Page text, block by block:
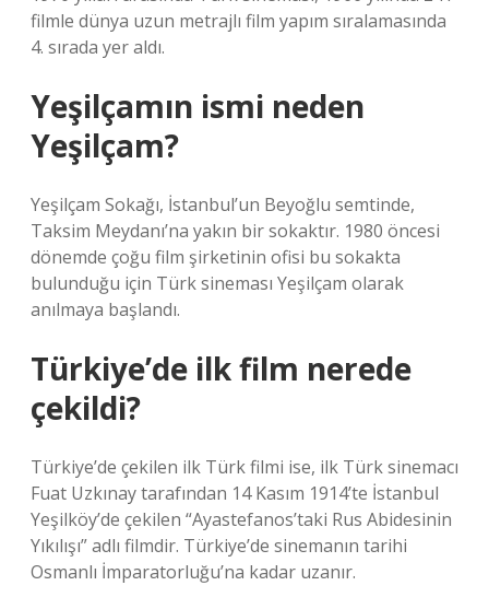
filmle dünya uzun metrajlı film yapım sıralamasında
4. sırada yer aldı.
Yeşilçamın ismi neden
Yeşilçam?
Yeşilçam Sokağı, İstanbul’un Beyoğlu semtinde,
Taksim Meydanı’na yakın bir sokaktır. 1980 öncesi
dönemde çoğu film şirketinin ofisi bu sokakta
bulunduğu için Türk sineması Yeşilçam olarak
anılmaya başlandı.
Türkiye’de ilk film nerede
çekildi?
Türkiye’de çekilen ilk Türk filmi ise, ilk Türk sinemacı
Fuat Uzkınay tarafından 14 Kasım 1914’te İstanbul
Yeşilköy’de çekilen “Ayastefanos’taki Rus Abidesinin
Yıkılışı” adlı filmdir. Türkiye’de sinemanın tarihi
Osmanlı İmparatorluğu’na kadar uzanır.